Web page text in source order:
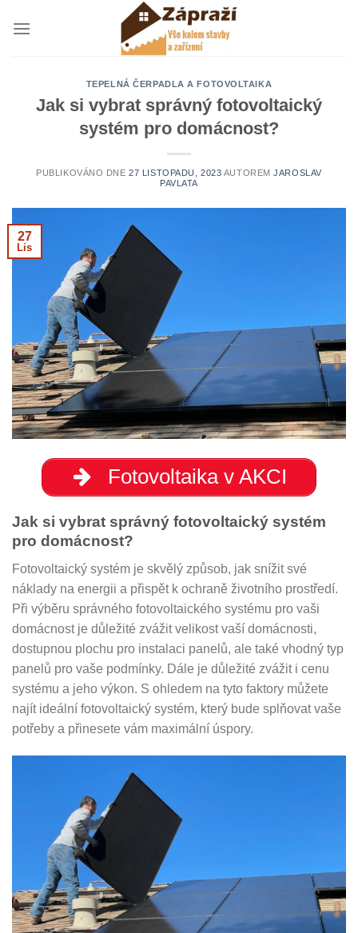
TEPELNÁ ČERPADLA A FOTOVOLTAIKA
Jak si vybrat správný fotovoltaický
systém pro domácnost?
PUBLIKOVÁNO DNE27 LISTOPADU, 2023 AUTOREMJAROSLAV
PAVLATA
27
Lis
Fotovoltaika v AKCI
Jak si vybrat správný fotovoltaický systém
pro domácnost?
Fotovoltaický systém je skvělý způsob, jak snížit své
náklady na energii a přispět k ochraně životního prostředí.
Při výběru správného fotovoltaického systému pro vaši
domácnost je důležité zvážit velikost vaší domácnosti,
dostupnou plochu pro instalaci panelů, ale také vhodný typ
panelů pro vaše podmínky. Dále je důležité zvážit i cenu
systému a jeho výkon. S ohledem na tyto faktory můžete
najít ideální fotovoltaický systém, který bude splňovat vaše
potřeby a přinesete vám maximální úspory.